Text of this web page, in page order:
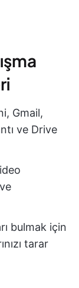
Gmail,
ve Drive
bulmak için
tarar